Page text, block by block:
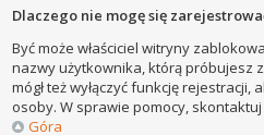
Dlaczego nie mogę się
Być może właściciel witryny
nazwy użytkownika, którą próbujesz
mógł też wyłączyć funkcję rejestracji,
osoby. W sprawie pomocy,
Góra